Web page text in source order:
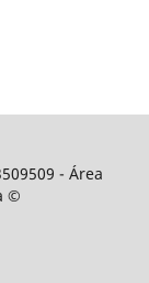
- Área
©